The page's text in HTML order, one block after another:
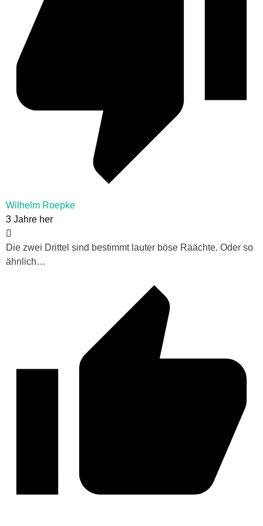
Wilhelm Roepke
3 Jahre her
Die zwei Drittel sind bestimmt lauter böse Räächte. Oder so
ähnlich…